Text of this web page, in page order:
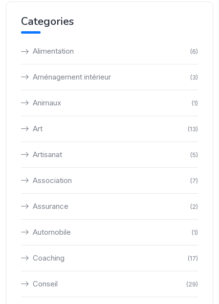
Categories
Alimentation (6)
Aménagement intérieur (3)
Animaux (1)
Art (13)
Artisanat (5)
Association (7)
Assurance (2)
Automobile (1)
Coaching (17)
Conseil (29)